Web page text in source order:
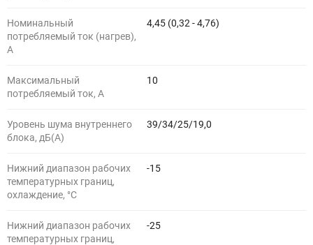
Номинальный
потребляемый ток (нагрев),
А
4,45 (0,32 - 4,76)
Максимальный
потребляемый ток, А
10
Уровень шума внутреннего
блока, дБ(А)
39/34/25/19,0
Нижний диапазон рабочих
температурных границ,
охлаждение, °C
-15
Нижний диапазон рабочих
температурных границ,
-25